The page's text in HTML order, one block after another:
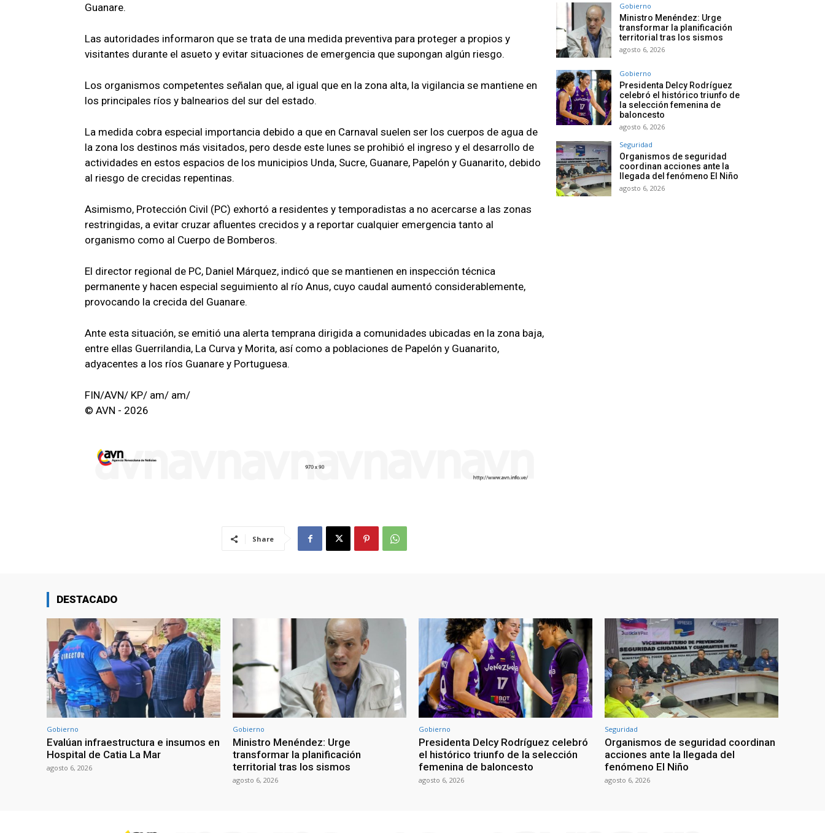
Guanare.
Las autoridades informaron que se trata de una medida preventiva para proteger a propios y
visitantes durante el asueto y evitar situaciones de emergencia que supongan algún riesgo.
Los organismos competentes señalan que, al igual que en la zona alta, la vigilancia se mantiene en
los principales ríos y balnearios del sur del estado.
La medida cobra especial importancia debido a que en Carnaval suelen ser los cuerpos de agua de
la zona los destinos más visitados, pero desde este lunes se prohibió el ingreso y el desarrollo de
actividades en estos espacios de los municipios Unda, Sucre, Guanare, Papelón y Guanarito, debido
al riesgo de crecidas repentinas.
Asimismo, Protección Civil (PC) exhortó a residentes y temporadistas a no acercarse a las zonas
restringidas, a evitar cruzar afluentes crecidos y a reportar cualquier emergencia tanto al
organismo como al Cuerpo de Bomberos.
El director regional de PC, Daniel Márquez, indicó que se mantienen en inspección técnica
permanente y hacen especial seguimiento al río Anus, cuyo caudal aumentó considerablemente,
provocando la crecida del Guanare.
Ante esta situación, se emitió una alerta temprana dirigida a comunidades ubicadas en la zona baja,
entre ellas Guerrilandia, La Curva y Morita, así como a poblaciones de Papelón y Guanarito,
adyacentes a los ríos Guanare y Portuguesa.
FIN/AVN/ KP/ am/ am/
© AVN - 2026
Share
Gobierno
Ministro Menéndez: Urge
transformar la planificación
territorial tras los sismos
agosto 6, 2026
Gobierno
Presidenta Delcy Rodríguez
celebró el histórico triunfo de
la selección femenina de
baloncesto
agosto 6, 2026
Seguridad
Organismos de seguridad
coordinan acciones ante la
llegada del fenómeno El Niño
agosto 6, 2026
DESTACADO
Gobierno
Evalúan infraestructura e insumos en
Hospital de Catia La Mar
agosto 6, 2026
Gobierno
Ministro Menéndez: Urge
transformar la planificación
territorial tras los sismos
agosto 6, 2026
Gobierno
Presidenta Delcy Rodríguez celebró
el histórico triunfo de la selección
femenina de baloncesto
agosto 6, 2026
Seguridad
Organismos de seguridad coordinan
acciones ante la llegada del
fenómeno El Niño
agosto 6, 2026